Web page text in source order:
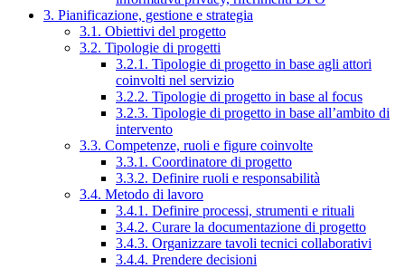
3. Pianificazione, gestione e strategia
3.1. Obiettivi del progetto
3.2. Tipologie di progetti
3.2.1. Tipologie di progetto in base agli attori
coinvolti nel servizio
3.2.2. Tipologie di progetto in base al focus
3.2.3. Tipologie di progetto in base all’ambito di
intervento
3.3. Competenze, ruoli e figure coinvolte
3.3.1. Coordinatore di progetto
3.3.2. Definire ruoli e responsabilità
3.4. Metodo di lavoro
3.4.1. Definire processi, strumenti e rituali
3.4.2. Curare la documentazione di progetto
3.4.3. Organizzare tavoli tecnici collaborativi
3.4.4. Prendere decisioni